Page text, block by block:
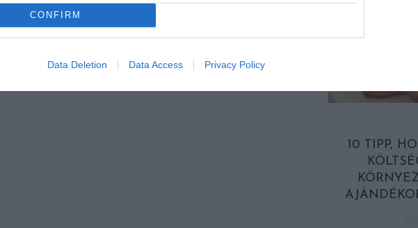
CONFIRM
Data Deletion Data Access Privacy Policy
10 TIPP,